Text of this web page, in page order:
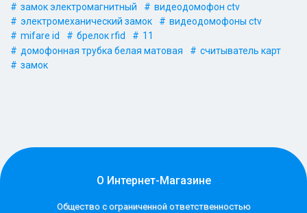
замок электромагнитный
видеодомофон ctv
электромеханический замок
видеодомофоны ctv
mifare id
брелок rfid
11
домофонная трубка белая матовая
считыватель карт
замок
О Интернет-Магазине
Общество с ограниченной ответственностью